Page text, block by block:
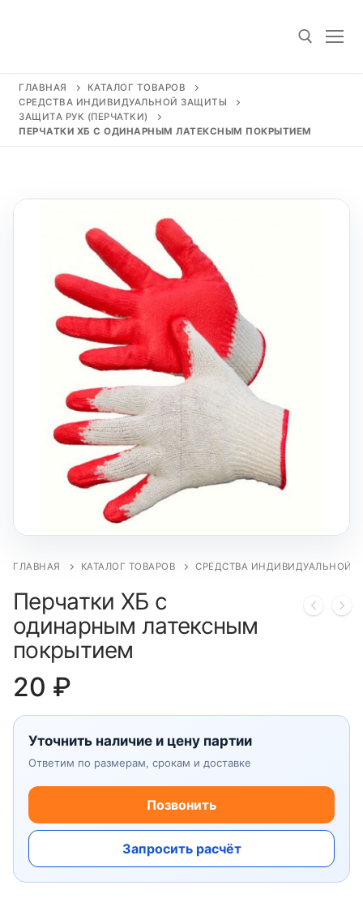
ГЛАВНАЯ
КАТАЛОГ ТОВАРОВ
СРЕДСТВА ИНДИВИДУАЛЬНОЙ ЗАЩИТЫ
ЗАЩИТА РУК (ПЕРЧАТКИ)
ПЕРЧАТКИ ХБ С ОДИНАРНЫМ ЛАТЕКСНЫМ ПОКРЫТИЕМ
ГЛАВНАЯ КАТАЛОГ ТОВАРОВ СРЕДСТВА ИНДИВИДУАЛЬНОЙ
Перчатки ХБ с
одинарным латексным
покрытием
20 ₽
Уточнить наличие и цену партии
Ответим по размерам, срокам и доставке
Позвонить
Запросить расчёт